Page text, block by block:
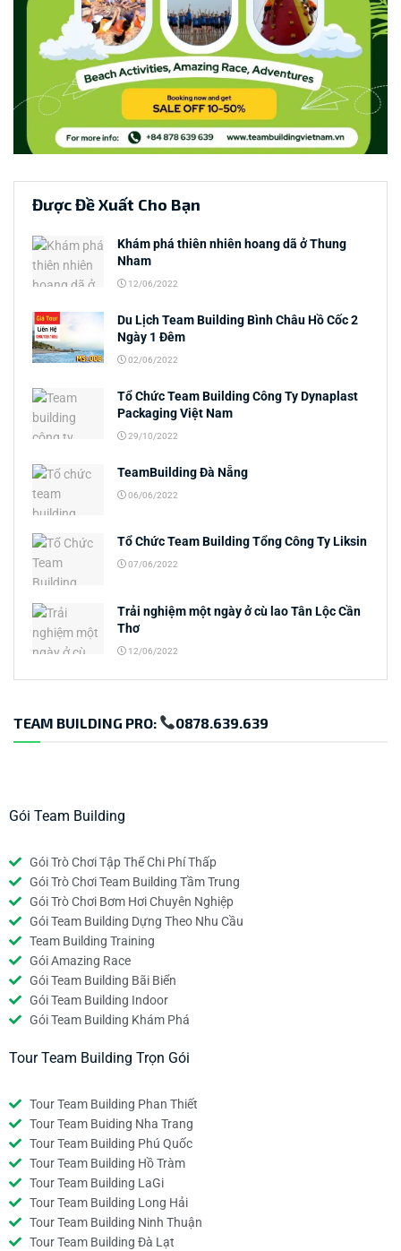
Được Đề Xuất Cho Bạn
Khám phá thiên nhiên hoang dã ở Thung
Nham
12/06/2022
Du Lịch Team Building Bình Châu Hồ Cốc 2
Ngày 1 Đêm
02/06/2022
Tổ Chức Team Building Công Ty Dynaplast
Packaging Việt Nam
29/10/2022
TeamBuilding Đà Nẵng
06/06/2022
Tổ Chức Team Building Tổng Công Ty Liksin
07/06/2022
Trải nghiệm một ngày ở cù lao Tân Lộc Cần
Thơ
12/06/2022
TEAM BUILDING PRO: 0878.639.639
Gói Team Building
Gói Trò Chơi Tập Thể Chi Phí Thấp
Gói Trò Chơi Team Building Tầm Trung
Gói Trò Chơi Bơm Hơi Chuyên Nghiệp
Gói Team Building Dựng Theo Nhu Cầu
Team Building Training
Gói Amazing Race
Gói Team Building Bãi Biển
Gói Team Building Indoor
Gói Team Building Khám Phá
Tour Team Building Trọn Gói
Tour Team Building Phan Thiết
Tour Team Buiding Nha Trang
Tour Team Building Phú Quốc
Tour Team Building Hồ Tràm
Tour Team Building LaGi
Tour Team Building Long Hải
Tour Team Building Ninh Thuận
Tour Team Building Đà Lạt